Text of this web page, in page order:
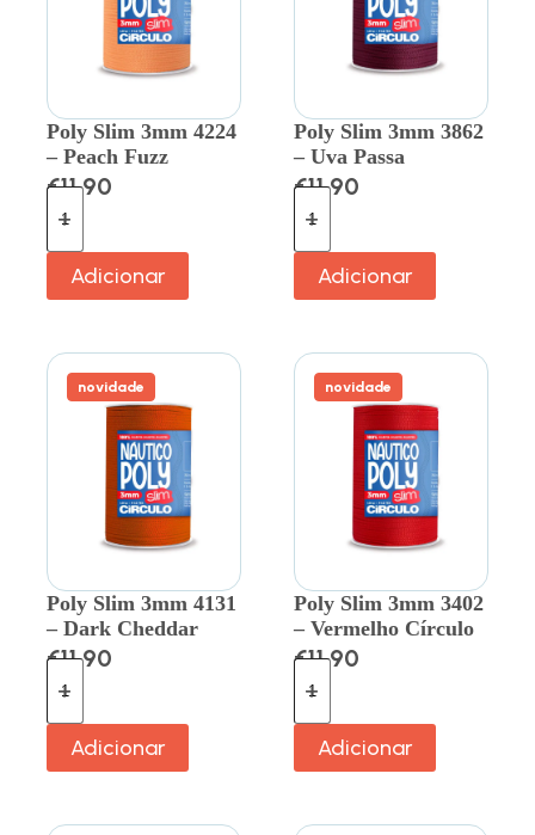
Poly Slim 3mm 4224
– Peach Fuzz
€11.90
Adicionar
Poly Slim 3mm 3862
– Uva Passa
€11.90
Adicionar
novidade
Poly Slim 3mm 4131
– Dark Cheddar
€11.90
Adicionar
novidade
Poly Slim 3mm 3402
– Vermelho Círculo
€11.90
Adicionar